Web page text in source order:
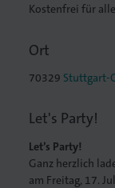
Kostenfrei für
Ort
70329 Stuttgart-
Let's Party!
Let’s Party!
Ganz herzlich
am Freitag, 17.